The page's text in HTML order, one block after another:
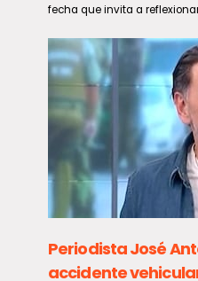
fecha que invita a reflexionar
Periodista José
accidente vehicular